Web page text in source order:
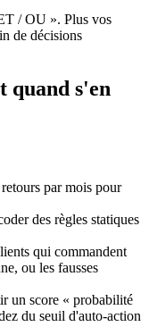
/ OU ». Plus vos
de décisions
quand s'en
par mois pour
des règles statiques
qui commandent
ou les fausses
un score « probabilité
du seuil d'auto-action